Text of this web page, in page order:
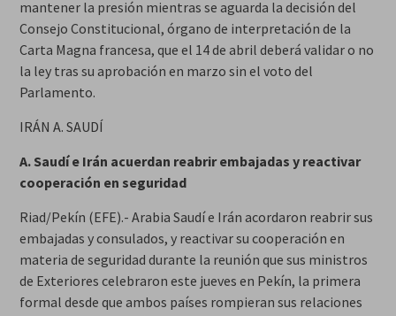
mantener la presión mientras se aguarda la decisión del
Consejo Constitucional, órgano de interpretación de la
Carta Magna francesa, que el 14 de abril deberá validar o no
la ley tras su aprobación en marzo sin el voto del
Parlamento.
IRÁN A. SAUDÍ
A. Saudí e Irán acuerdan reabrir embajadas y reactivar
cooperación en seguridad
Riad/Pekín (EFE).- Arabia Saudí e Irán acordaron reabrir sus
embajadas y consulados, y reactivar su cooperación en
materia de seguridad durante la reunión que sus ministros
de Exteriores celebraron este jueves en Pekín, la primera
formal desde que ambos países rompieran sus relaciones